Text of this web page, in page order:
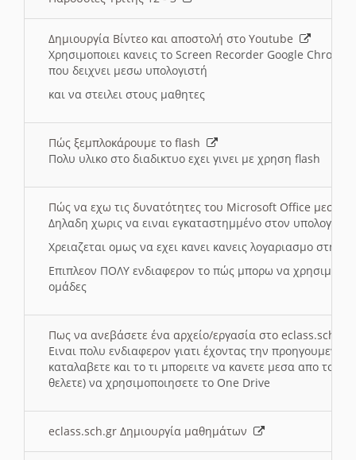
Δημιουργία Βίντεο και αποστολή στο Youtube
Χρησιμοποιει κανεις το Screen Recorder Google Chrome
που δειχνει μεσω υπολογιστή
και να στειλει στους μαθητες
Πώς ξεμπλοκάρουμε το flash
Πολυ υλικο στο διαδικτυο εχει γινει με χρηση flash
Πώς να εχω τις δυνατότητες του Microsoft Office μεσω
Δηλαδη χωρις να ειναι εγκαταστημμένο στον
Χρειαζεται ομως να εχει κανει κανεις λογαριασμο στη
Επιπλεον ΠΟΛΥ ενδιαφερον το πώς μπορω να
ομάδες
Πως να ανεβάσετε ένα αρχείο/εργασία στο eclass.sch.gr
Ειναι πολυ ενδιαφερον γιατι έχοντας την
καταλαβετε και το τι μπορειτε να κανετε μεσα απο το
θελετε) να χρησιμοποιησετε το One Drive
eclass.sch.gr Δημιουργία μαθημάτων